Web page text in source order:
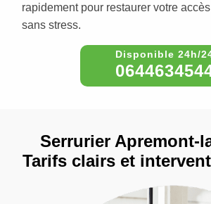
rapidement pour restaurer votre
sans stress.
Serrurier Apremont-
Tarifs clairs et